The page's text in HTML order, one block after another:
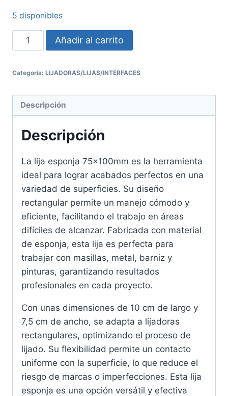
5 disponibles
Añadir al carrito
Categoría: LIJADORAS/LIJAS/INTERFACES
Descripción
Descripción
La lija esponja 75x100mm es la herramienta
ideal para lograr acabados perfectos en una
variedad de superficies. Su diseño
rectangular permite un manejo cómodo y
eficiente, facilitando el trabajo en áreas
difíciles de alcanzar. Fabricada con material
de esponja, esta lija es perfecta para
trabajar con masillas, metal, barniz y
pinturas, garantizando resultados
profesionales en cada proyecto.
Con unas dimensiones de 10 cm de largo y
7,5 cm de ancho, se adapta a lijadoras
rectangulares, optimizando el proceso de
lijado. Su flexibilidad permite un contacto
uniforme con la superficie, lo que reduce el
riesgo de marcas o imperfecciones. Esta lija
esponja es una opción versátil y efectiva